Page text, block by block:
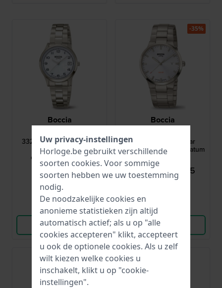
Boccia
3324-01 31 mm Klassiek-
elegant titanium
dameshorloge met
saffierglas
€ 99,-
● Op voorraad
Vergelijk
Bekijk Product
Boccia
3652-01 40 mm Solar
titanium horloge met datum
€ 239,- € 154,95
Vergelijk
Bekijk Product
-35%
Uw privacy-instellingen
Horloge.be gebruikt verschillende
soorten cookies. Voor sommige
soorten hebben we uw toestemming
nodig.
De noodzakelijke cookies en
anonieme statistieken zijn altijd
automatisch actief; als u op "alle
cookies accepteren" klikt, accepteert
u ook de optionele cookies. Als u zelf
wilt kiezen welke cookies u
inschakelt, klikt u op "cookie-
instellingen".